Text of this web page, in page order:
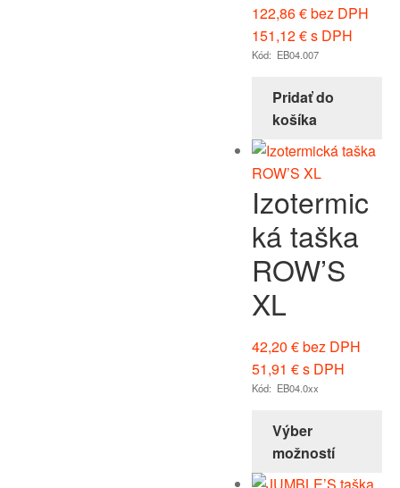
122,86€bez DPH
151,12€s DPH
Kód: EB04.007
Pridať do
košíka
Izotermic
ká taška
ROW’S
XL
42,20 €bez DPH
51,91 €s DPH
Kód: EB04.0xx
Výber
možností